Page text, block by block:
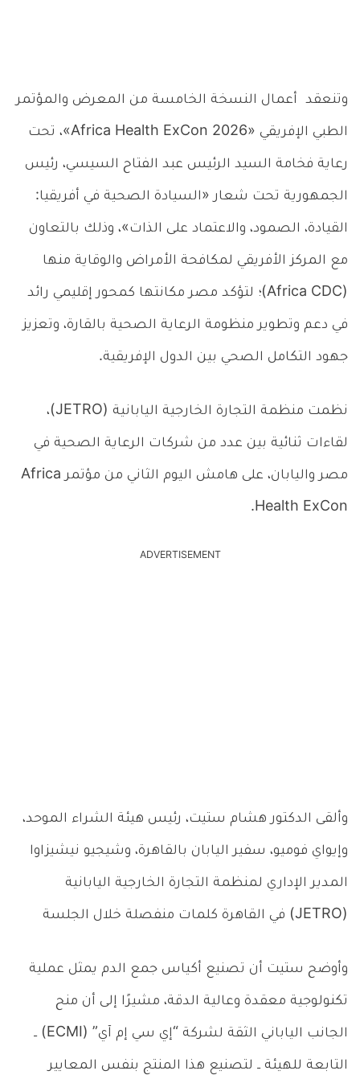
وتنعقد أعمال النسخة الخامسة من المعرض والمؤتمر
الطبي الإفريقي «Africa Health ExCon 2026»، تحت
رعاية فخامة السيد الرئيس عبد الفتاح السيسي، رئيس
الجمهورية تحت شعار «السيادة الصحية في أفريقيا:
القيادة، الصمود، والاعتماد على الذات»، وذلك بالتعاون
مع المركز الأفريقي لمكافحة الأمراض والوقاية منها
(Africa CDC)؛ لتؤكد مصر مكانتها كمحور إقليمي رائد
في دعم وتطوير منظومة الرعاية الصحية بالقارة، وتعزيز
جهود التكامل الصحي بين الدول الإفريقية.
نظمت منظمة التجارة الخارجية اليابانية (JETRO)،
لقاءات ثنائية بين عدد من شركات الرعاية الصحية في
مصر واليابان، على هامش اليوم الثاني من مؤتمر Africa
Health ExCon.
ADVERTISEMENT
وألقى الدكتور هشام ستيت، رئيس هيئة الشراء الموحد،
وإيواي فوميو، سفير اليابان بالقاهرة، وشيجيو نيشيزاوا
المدير الإداري لمنظمة التجارة الخارجية اليابانية
(JETRO) في القاهرة كلمات منفصلة خلال الجلسة
وأوضح ستيت أن تصنيع أكياس جمع الدم يمثل عملية
تكنولوجية معقدة وعالية الدقة، مشيرًا إلى أن منح
الجانب الياباني الثقة لشركة “إي سي إم آي” (ECMI) ــ
التابعة للهيئة ــ لتصنيع هذا المنتج بنفس المعايير